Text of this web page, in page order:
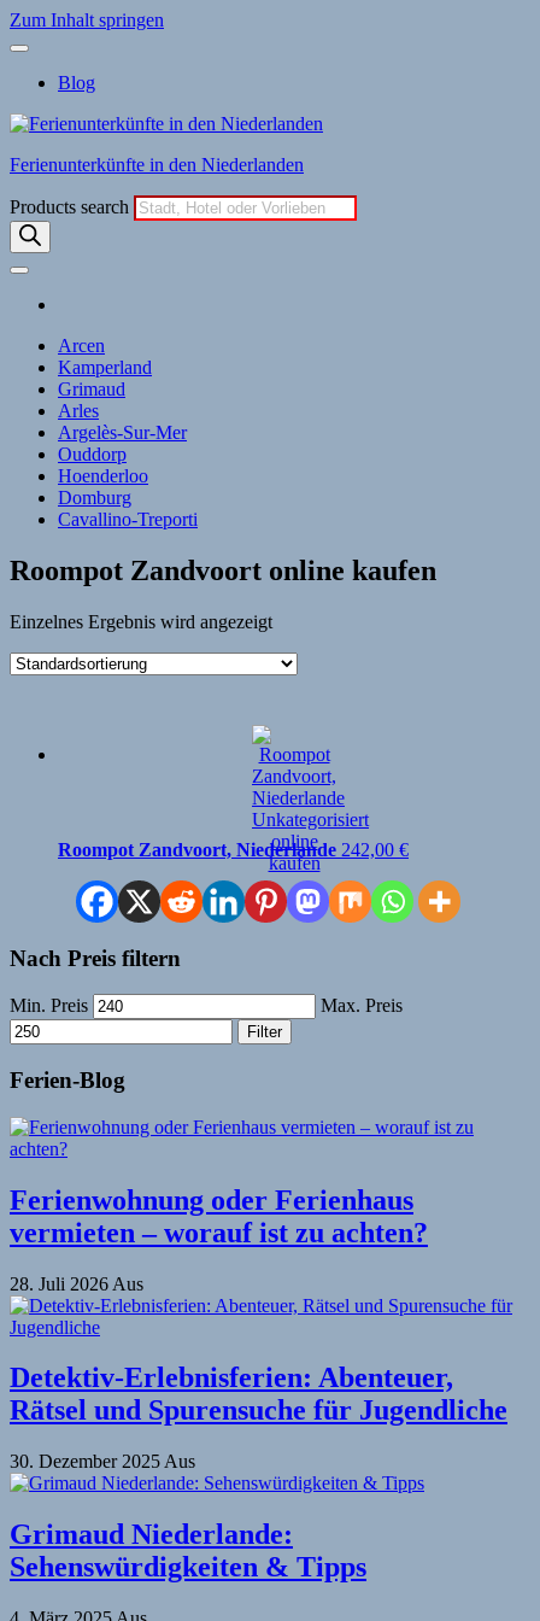
Zum Inhalt springen
Blog
Ferienunterkünfte in den Niederlanden
Products search
Arcen
Kamperland
Grimaud
Arles
Argelès-Sur-Mer
Ouddorp
Hoenderloo
Domburg
Cavallino-Treporti
Roompot Zandvoort online kaufen
Einzelnes Ergebnis wird angezeigt
Roompot Zandvoort, Niederlande 242,00 €
Nach Preis filtern
Min. Preis Max. Preis
Filter
Ferien-Blog
Ferienwohnung oder Ferienhaus
vermieten – worauf ist zu achten?
28. Juli 2026 Aus
Detektiv-Erlebnisferien: Abenteuer,
Rätsel und Spurensuche für Jugendliche
30. Dezember 2025 Aus
Grimaud Niederlande:
Sehenswürdigkeiten & Tipps